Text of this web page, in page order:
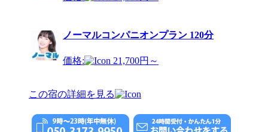
ノーマルコンパニオンプラン 120分
価格: 21,700円～
この宿の詳細を見る